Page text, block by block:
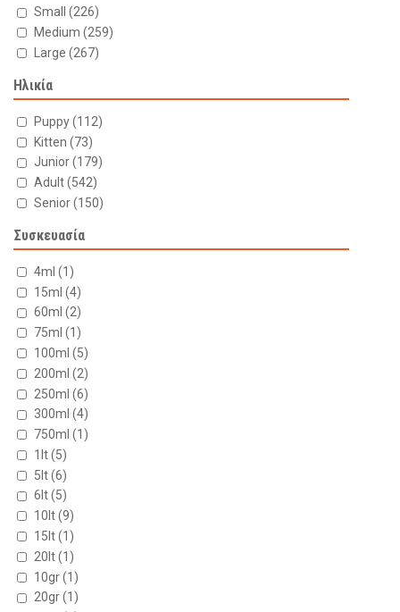
Small (226)
Medium (259)
Large (267)
Ηλικία
Puppy(112)
Kitten (73)
Junior(179)
Adult(542)
Senior(150)
Συσκευασία
4ml (1)
15ml (4)
60ml (2)
75ml (1)
100ml (5)
200ml (2)
250ml (6)
300ml (4)
750ml (1)
1lt(5)
5lt(6)
6lt(5)
10lt(9)
15lt(1)
20lt(1)
10gr(1)
20gr(1)